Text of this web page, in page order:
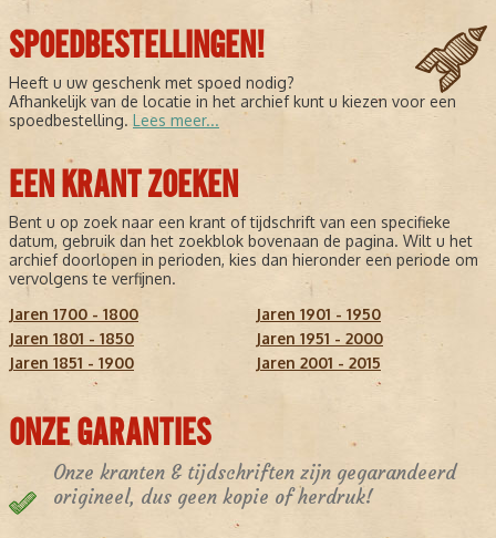
SPOEDBESTELLINGEN!
Heeft u uw geschenk met spoed nodig?
Afhankelijk van de locatie in het archief kunt u kiezen voor een
spoedbestelling. Lees meer...
EEN KRANT ZOEKEN
Bent u op zoek naar een krant of tijdschrift van een specifieke
datum, gebruik dan het zoekblok bovenaan de pagina. Wilt u het
archief doorlopen in perioden, kies dan hieronder een periode om
vervolgens te verfijnen.
Jaren 1700 - 1800
Jaren 1801 - 1850
Jaren 1851 - 1900
Jaren 1901 - 1950
Jaren 1951 - 2000
Jaren 2001 - 2015
ONZE GARANTIES
Onze kranten & tijdschriften zijn gegarandeerd
origineel, dus geen kopie of herdruk!